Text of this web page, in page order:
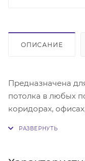
ОПИСАНИЕ
Предназначена
потолка в любых
коридорах,